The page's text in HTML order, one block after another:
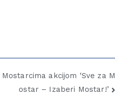
akcijom ‘Sve za M
ostar – Izaberi Mostar!’